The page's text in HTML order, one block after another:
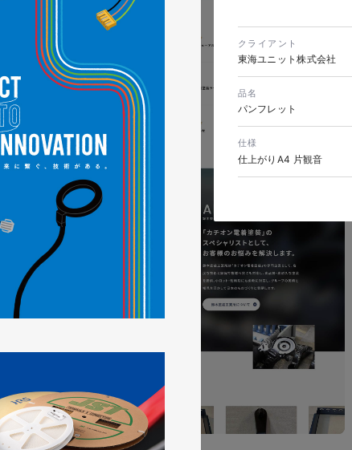
クライアント
東海ユニット株式会社
品名
パンフレット
仕様
仕上がりA4 片観音